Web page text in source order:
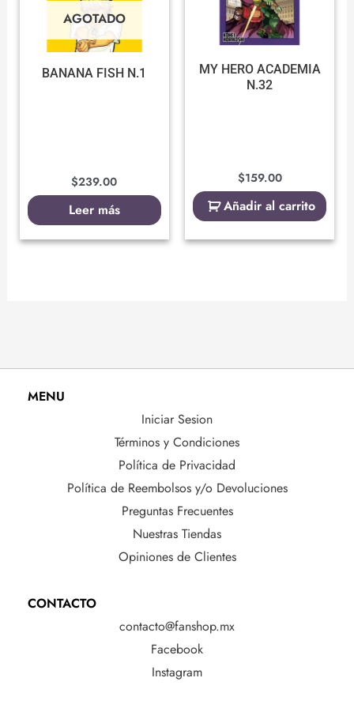
AGOTADO
BANANA FISH N.1
$239.00
Leer más
MY HERO ACADEMIA
N.32
$159.00
Añadir al carrito
MENU
Iniciar Sesion
Términos y Condiciones
Política de Privacidad
Política de Reembolsos y/o Devoluciones
Preguntas Frecuentes
Nuestras Tiendas
Opiniones de Clientes
CONTACTO
contacto@fanshop.mx
Facebook
Instagram